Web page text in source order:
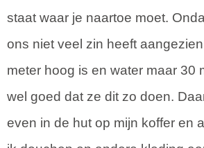
staat waar je naartoe moet.
ons niet veel zin heeft
meter hoog is en water maar 30
wel goed dat ze dit zo doen.
even in de hut op mijn koffer en